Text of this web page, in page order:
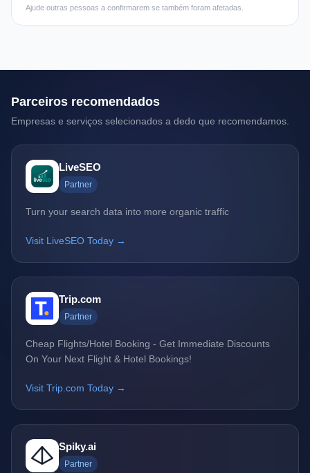
Ajude outras pessoas a confirmarem se também foram afetadas.
Parceiros recomendados
Empresas e serviços selecionados a dedo que recomendamos.
LiveSEO
Partner
Turn your search data into more organic traffic
Visit LiveSEO Today →
Trip.com
Partner
Cheap Flights/Hotel Booking - Get Immediate Discounts
On Your Next Flight & Hotel Bookings!
Visit Trip.com Today →
Spiky.ai
Partner